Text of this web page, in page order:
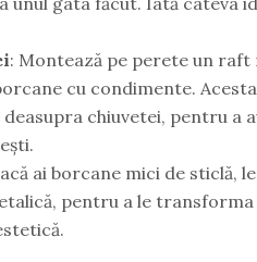
: Montează pe perete un raft
cu condimente.
chiuvetei, pentru a
ai borcane mici de sticlă,
pentru a le